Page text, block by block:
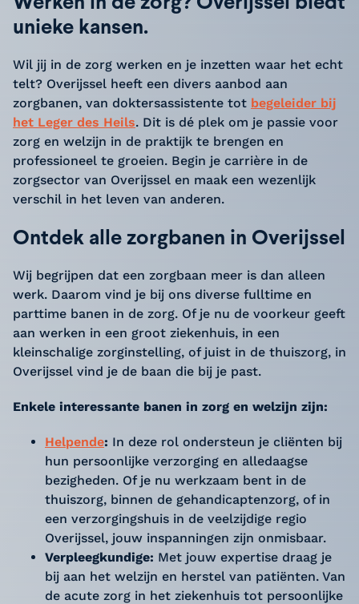
unieke kansen.
Wil jij in de zorg werken en je inzetten waar het echt
telt? Overijssel heeft een divers aanbod aan
zorgbanen, van doktersassistente tot begeleider bij
het Leger des Heils. Dit is dé plek om je passie voor
zorg en welzijn in de praktijk te brengen en
professioneel te groeien. Begin je carrière in de
zorgsector van Overijssel en maak een wezenlijk
verschil in het leven van anderen.
Ontdek alle zorgbanen in Overijssel
Wij begrijpen dat een zorgbaan meer is dan alleen
werk. Daarom vind je bij ons diverse fulltime en
parttime banen in de zorg. Of je nu de voorkeur geeft
aan werken in een groot ziekenhuis, in een
kleinschalige zorginstelling, of juist in de thuiszorg, in
Overijssel vind je de baan die bij je past.
Enkele interessante banen in zorg en welzijn zijn:
Helpende: In deze rol ondersteun je cliënten bij
hun persoonlijke verzorging en alledaagse
bezigheden. Of je nu werkzaam bent in de
thuiszorg, binnen de gehandicaptenzorg, of in
een verzorgingshuis in de veelzijdige regio
Overijssel, jouw inspanningen zijn onmisbaar.
Verpleegkundige: Met jouw expertise draag je
bij aan het welzijn en herstel van patiënten. Van
de acute zorg in het ziekenhuis tot persoonlijke